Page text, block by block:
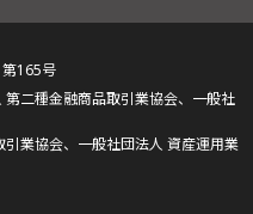
165号
二種金融商品取引業協会、一般社
業協会、一般社団法人 資産運用業